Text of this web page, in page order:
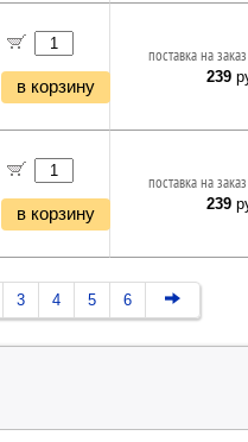
в корзину
поставка на
239
в корзину
поставка на
239
3 4 5 6